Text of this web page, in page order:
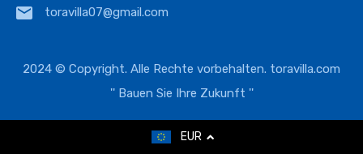
toravilla07@gmail.com
2024 © Copyright. Alle Rechte vorbehalten. toravilla.com
'' Bauen Sie Ihre Zukunft ''
EUR